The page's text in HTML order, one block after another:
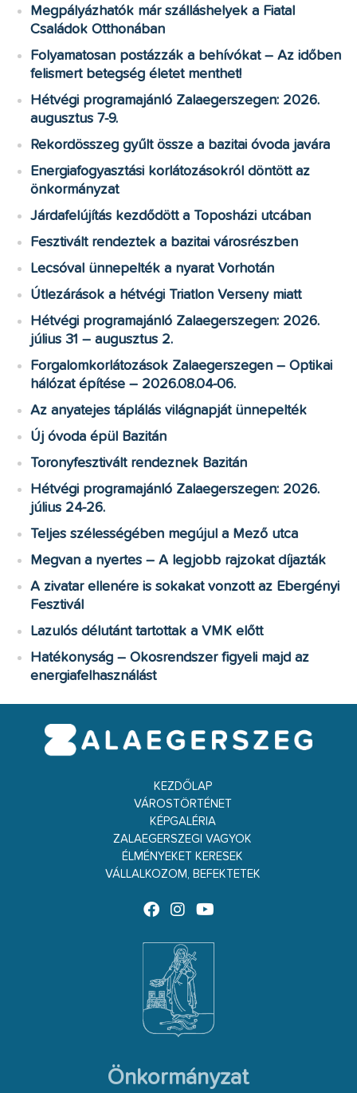
Megpályázhatók már szálláshelyek a Fiatal
Családok Otthonában
Folyamatosan postázzák a behívókat – Az időben
felismert betegség életet menthet!
Hétvégi programajánló Zalaegerszegen: 2026.
augusztus 7-9.
Rekordösszeg gyűlt össze a bazitai óvoda javára
Energiafogyasztási korlátozásokról döntött az
önkormányzat
Járdafelújítás kezdődött a Toposházi utcában
Fesztivált rendeztek a bazitai városrészben
Lecsóval ünnepelték a nyarat Vorhotán
Útlezárások a hétvégi Triatlon Verseny miatt
Hétvégi programajánló Zalaegerszegen: 2026.
július 31 – augusztus 2.
Forgalomkorlátozások Zalaegerszegen – Optikai
hálózat építése – 2026.08.04-06.
Az anyatejes táplálás világnapját ünnepelték
Új óvoda épül Bazitán
Toronyfesztivált rendeznek Bazitán
Hétvégi programajánló Zalaegerszegen: 2026.
július 24-26.
Teljes szélességében megújul a Mező utca
Megvan a nyertes – A legjobb rajzokat díjazták
A zivatar ellenére is sokakat vonzott az Ebergényi
Fesztivál
Lazulós délutánt tartottak a VMK előtt
Hatékonyság – Okosrendszer figyeli majd az
energiafelhasználást
KEZDŐLAP
VÁROSTÖRTÉNET
KÉPGALÉRIA
ZALAEGERSZEGI VAGYOK
ÉLMÉNYEKET KERESEK
VÁLLALKOZOM, BEFEKTETEK
Önkormányzat